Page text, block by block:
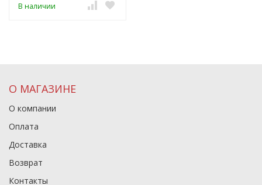
В наличии
О МАГАЗИНЕ
О компании
Оплата
Доставка
Возврат
Контакты